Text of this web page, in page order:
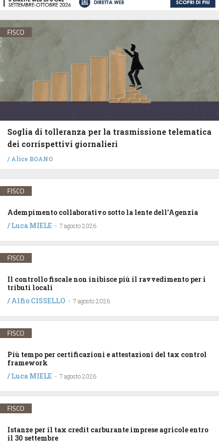
FISCO
Soglia di tolleranza per la trasmissione telematica
dei corrispettivi giornalieri
/ Alice BOANO
FISCO
Adempimento collaborativo sotto la lente dell’Agenzia
/Luca MIELE - 7 agosto 2026
FISCO
Il controllo fiscale non inibisce più il ravvedimento per i
tributi locali
/Alfio CISSELLO - 7 agosto 2026
FISCO
Più tempo per certificazioni e attestazioni del tax control
framework
/Luca MIELE - 7 agosto 2026
FISCO
Istanze per il tax credit carburante imprese agricole entro
il 30 settembre